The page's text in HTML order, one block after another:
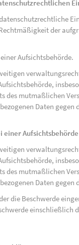
der
Aufsichtsbehörde.
des mutmaßlichen
Daten gegen
einer Aufsichtsbehörde
des mutmaßlichen
Daten gegen
die Beschwerde